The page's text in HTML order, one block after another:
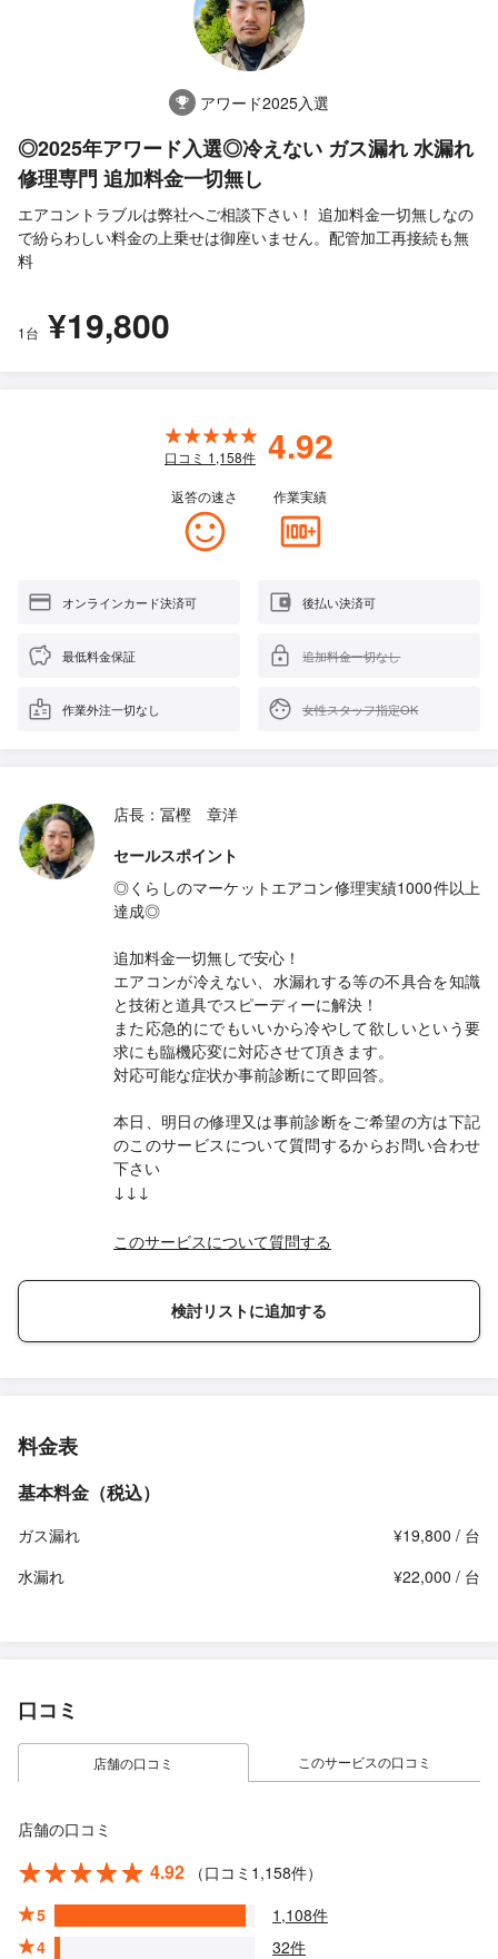
アワード2025入選
◎2025年アワード入選◎冷えない ガス漏れ 水漏れ
修理専門 追加料金一切無し
エアコントラブルは弊社へご相談下さい！ 追加料金一切無しなの
で紛らわしい料金の上乗せは御座いません。配管加工再接続も無
料
1台 ¥19,800
口コミ 1,158件 4.92
返答の速さ 作業実績
オンラインカード決済可 後払い決済可
最低料金保証 追加料金一切なし
作業外注一切なし 女性スタッフ指定OK
店長：冨樫 章洋
セールスポイント
◎くらしのマーケットエアコン修理実績1000件以上
達成◎
追加料金一切無しで安心！
エアコンが冷えない、水漏れする等の不具合を知識
と技術と道具でスピーディーに解決！
また応急的にでもいいから冷やして欲しいという要
求にも臨機応変に対応させて頂きます。
対応可能な症状か事前診断にて即回答。
本日、明日の修理又は事前診断をご希望の方は下記
のこのサービスについて質問するからお問い合わせ
下さい
↓↓↓
このサービスについて質問する
検討リストに追加する
料金表
基本料金（税込）
ガス漏れ
¥19,800 / 台
水漏れ
¥22,000 / 台
口コミ
店舗の口コミ このサービスの口コミ
店舗の口コミ
4.92
（口コミ1,158件）
5
1,108件
4
32件